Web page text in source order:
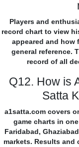
Players and
record chart to view
appeared and how
general reference.
record of all
Q12. How is
Satta
a1satta.com covers
game charts in
Faridabad,
markets. Results and